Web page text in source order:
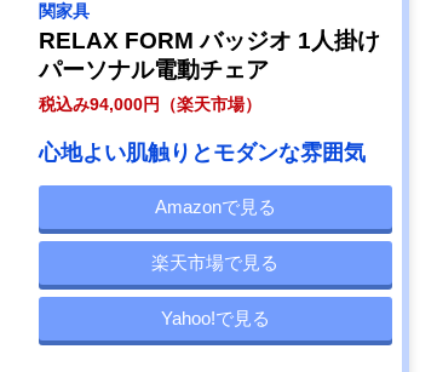
関家具
RELAX FORM バッジオ 1人掛け
パーソナル電動チェア
税込み94,000円（楽天市場）
心地よい肌触りとモダンな雰囲気
Amazonで見る
楽天市場で見る
Yahoo!で見る